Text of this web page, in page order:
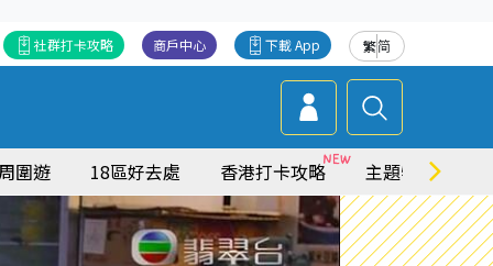
繁简
下載 App
商戶中心
社群打卡攻略
圍遊 18區好去處 香港打卡攻略 主題特集